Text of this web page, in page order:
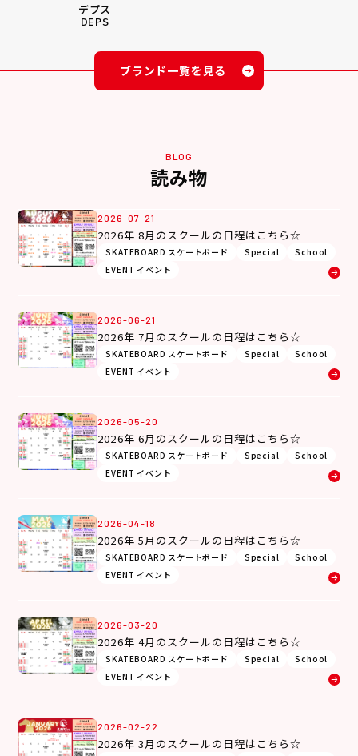
デプス
DEPS
ブランド一覧を見る
BLOG
読み物
2026-07-21
2026年 8月のスクールの日程はこちら☆
SKATEBOARD スケートボード Special
School
EVENT イベント
2026-06-21
2026年 7月のスクールの日程はこちら☆
SKATEBOARD スケートボード Special
School
EVENT イベント
2026-05-20
2026年 6月のスクールの日程はこちら☆
SKATEBOARD スケートボード Special
School
EVENT イベント
2026-04-18
2026年 5月のスクールの日程はこちら☆
SKATEBOARD スケートボード Special
School
EVENT イベント
2026-03-20
2026年 4月のスクールの日程はこちら☆
SKATEBOARD スケートボード Special
School
EVENT イベント
2026-02-22
2026年 3月のスクールの日程はこちら☆